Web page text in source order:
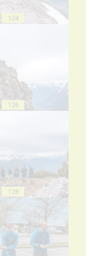
124
126
128